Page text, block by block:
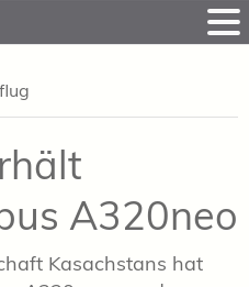
flug
A320neo
Kasachstans hat